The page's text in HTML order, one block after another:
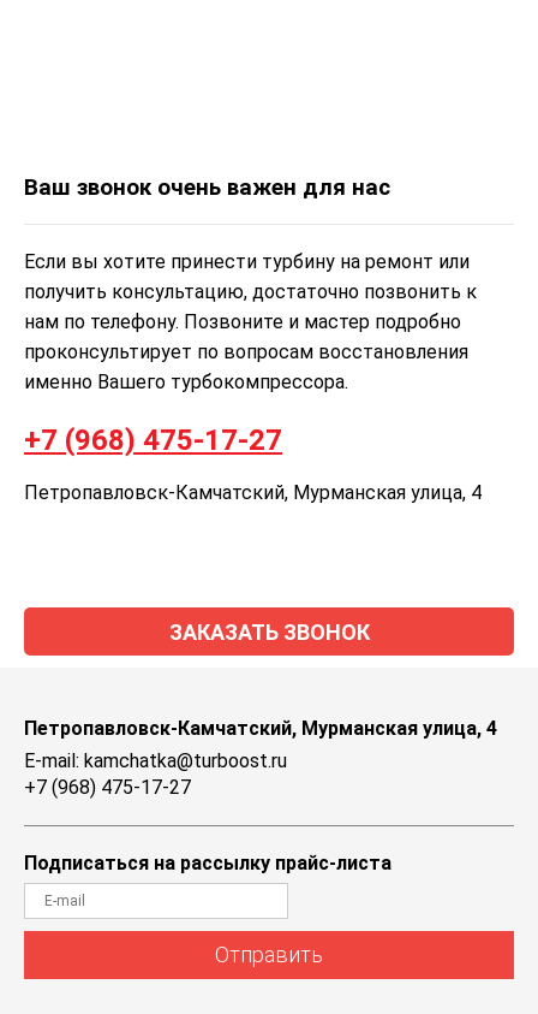
Ваш звонок очень важен для нас
Если вы хотите принести турбину на ремонт или
получить консультацию, достаточно позвонить к
нам по телефону. Позвоните и мастер подробно
проконсультирует по вопросам восстановления
именно Вашего турбокомпрессора.
+7 (968) 475-17-27
Петропавловск-Камчатский, Мурманская улица, 4
ЗАКАЗАТЬ ЗВОНОК
Петропавловск-Камчатский, Мурманская улица, 4
E-mail: kamchatka@turboost.ru
+7 (968) 475-17-27
Подписаться на рассылку прайс-листа
Отправить